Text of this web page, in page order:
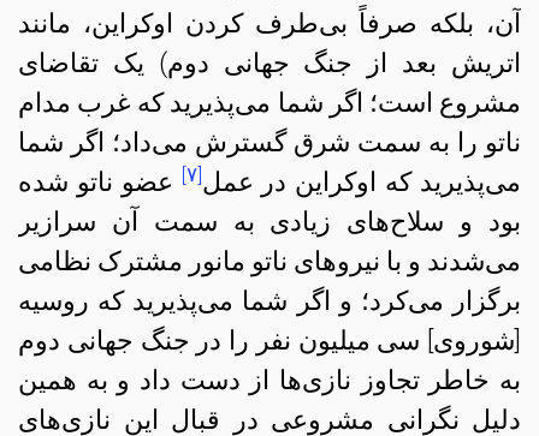
آن، بلکه صرفاً بی‌طرف کردن اوکراین، مانند
اتریش بعد از جنگ جهانی دوم) یک تقاضای
مشروع است؛ اگر شما می‌پذیرید که غرب مدام
ناتو را به سمت شرق گسترش می‌داد؛ اگر شما
می‌پذیرید که اوکراین در عمل[۷] عضو ناتو شده
بود و سلاح‌های زیادی به سمت آن سرازیر
می‌شدند و با نیروهای ناتو مانور مشترک نظامی
برگزار می‌کرد؛ و اگر شما می‌پذیرید که روسیه
[شوروی] سی میلیون نفر را در جنگ جهانی دوم
به خاطر تجاوز نازی‌ها از دست داد و به همین
دلیل نگرانی مشروعی در قبال این نازی‌های